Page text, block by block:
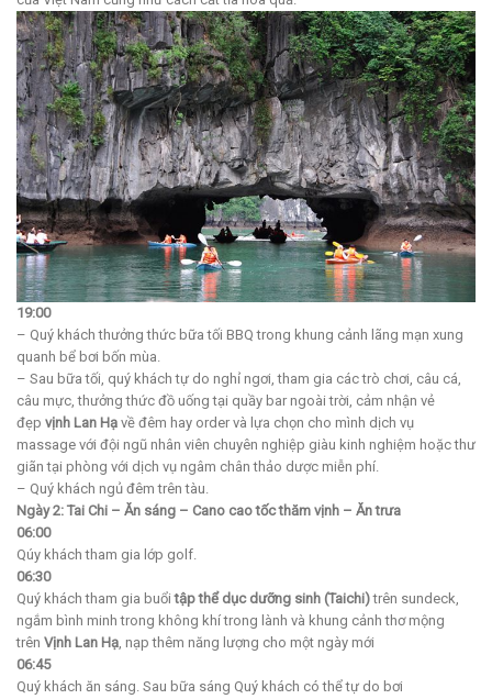
19:00
– Quý khách thưởng thức bữa tối BBQ trong khung cảnh lãng mạn xung
quanh bể bơi bốn mùa.
– Sau bữa tối, quý khách tự do nghỉ ngơi, tham gia các trò chơi, câu cá,
câu mực, thưởng thức đồ uống tại quầy bar ngoài trời, cảm nhận vẻ
đẹp vịnh Lan Hạ về đêm hay order và lựa chọn cho mình dịch vụ
massage với đội ngũ nhân viên chuyên nghiệp giàu kinh nghiệm hoặc thư
giãn tại phòng với dịch vụ ngâm chân thảo dược miễn phí.
– Quý khách ngủ đêm trên tàu.
Ngày 2: Tai Chi – Ăn sáng – Cano cao tốc thăm vịnh – Ăn trưa
06:00
Qúy khách tham gia lớp golf.
06:30
Quý khách tham gia buổitập thể dục dưỡng sinh (Taichi)trên sundeck,
ngắm bình minh trong không khí trong lành và khung cảnh thơ mộng
trên Vịnh Lan Hạ, nạp thêm năng lượng cho một ngày mới
06:45
Quý khách ăn sáng. Sau bữa sáng Quý khách có thể tự do bơi